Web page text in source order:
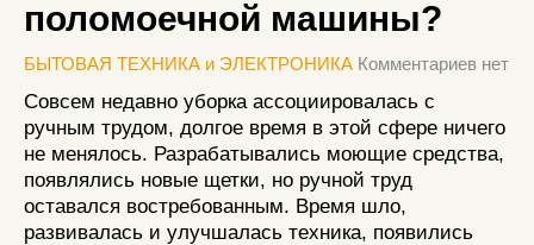
поломоечной машины?
БЫТОВАЯ ТЕХНИКА и ЭЛЕКТРОНИКА Комментариев нет
Совсем недавно уборка ассоциировалась с
ручным трудом, долгое время в этой сфере ничего
не менялось. Разрабатывались моющие средства,
появлялись новые щетки, но ручной труд
оставался востребованным. Время шло,
развивалась и улучшалась техника, появились